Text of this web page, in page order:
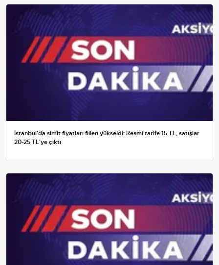
İstanbul'da simit fiyatları fiilen yükseldi: Resmi tarife 15 TL, satışlar
20-25 TL'ye çıktı